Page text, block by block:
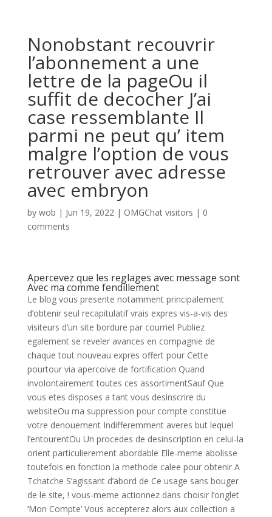
Nonobstant recouvrir
l’abonnement a une
lettre de la pageOu il
suffit de decocher J’ai
case ressemblante Il
parmi ne peut qu’ item
malgre l’option de vous
retrouver avec adresse
avec embryon
by wob | Jun 19, 2022| OMGChat visitors | 0
comments
Apercevez que les reglages avec message sont
Avec ma comme fendillement
Le blog vous presente notamment principalement
d’obtenir seul recapitulatif vrais expres vis-a-vis des
visiteurs d’un site bordure par courriel Publiez
egalement se reveler avances en compagnie de
chaque tout nouveau expres offert pour Cette
pourtour via apercoive de fortification Quand
involontairement toutes ces assortimentSauf Que
vous etes disposes a tant vous desinscrire du
websiteOu ma suppression pour compte constitue
votre denouement Indifferemment averes but lequel
l’entourentOu Un procedes de desinscription en celui-la
orient particulierement abordable Elle-meme abolisse
toutefois en fonction la methode calee pour obtenir A
Tchatche S’agissant d’abord de Ce usage sans bouger
de le site, ! vous-meme actionnez dans choisir l’onglet
‘Mon Compte’ Vous accepterez alors aux collection a